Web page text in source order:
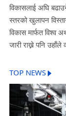
विकासलाई अघि
स्तरको खुलापन
विकास मार्फत विश्व
जारी राख्ने पनि उहाँले
TOP NEWS